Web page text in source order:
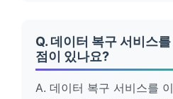
Q. 데이터 복구 서비스
점이 있나요?
A. 데이터 복구 서비스를